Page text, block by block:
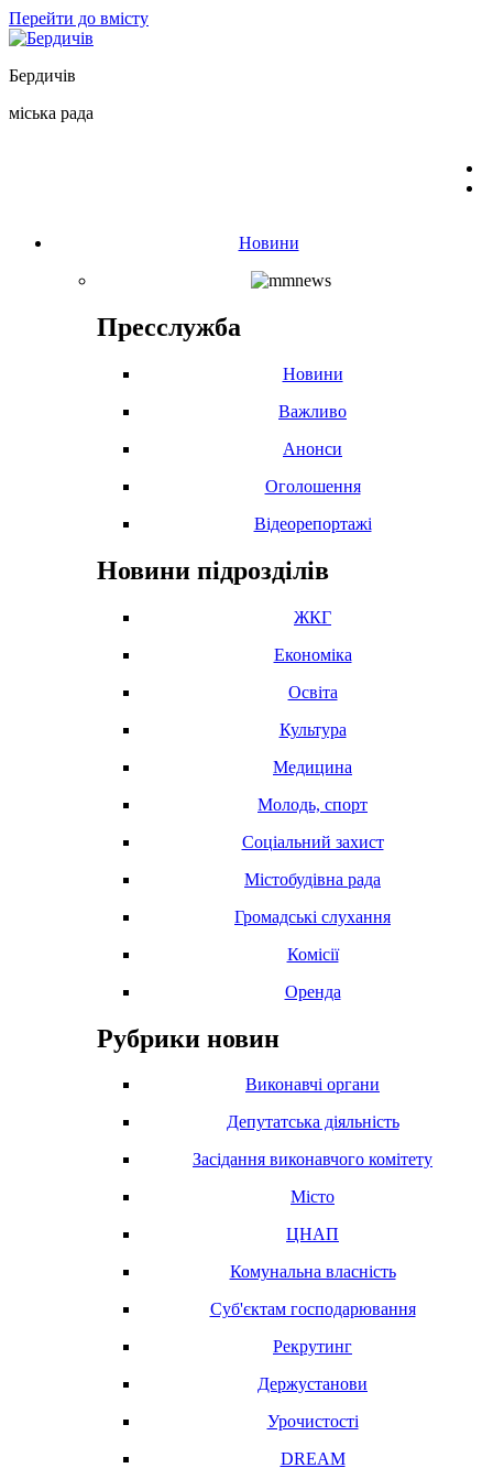
Перейти до вмісту
Бердичів
міська рада
Новини
Пресслужба
Новини
Важливо
Анонси
Оголошення
Відеорепортажі
Новини підрозділів
ЖКГ
Економіка
Освіта
Культура
Медицина
Молодь, спорт
Соціальний захист
Містобудівна рада
Громадські слухання
Комісії
Оренда
Рубрики новин
Виконавчі органи
Депутатська діяльність
Засідання виконавчого комітету
Місто
ЦНАП
Комунальна власність
Суб'єктам господарювання
Рекрутинг
Держустанови
Урочистості
DREAM